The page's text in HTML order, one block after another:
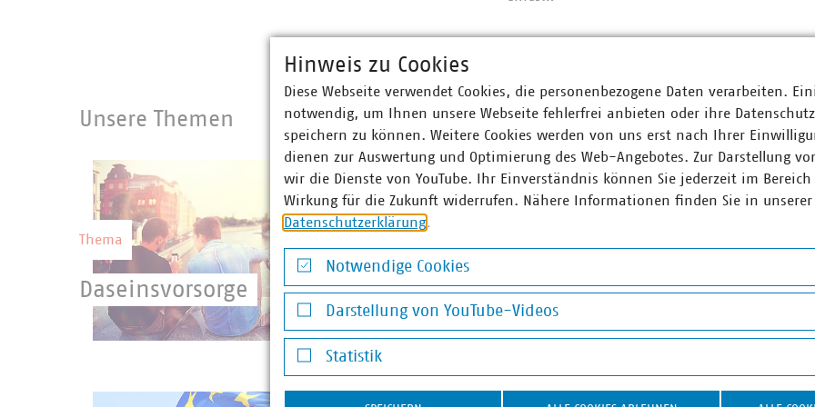
Unsere Themen
Thema
Daseinsvorsorge
Die nachhaltige Leistungserbringung der
Kommunale Unternehmen ist die
Voraussetzung für die Entwicklung und
Wettbewerbsfähigkeit Deutschlands.
kichigin19/stock.adobe.com
Digitalisierung
Kommunale Unternehmen leisten einen
Transformation gelingt.
Hinweis zu Cookies
Diese Webseite verwendet Cookies, die personenbezogene Daten verarbeiten.
notwendig, um Ihnen unsere Webseite fehlerfrei anbieten oder ihre
speichern zu können. Weitere Cookies werden von uns erst nach Ihrer
dienen zur Auswertung und Optimierung des Web-Angebotes. Zur Darstellung
wir die Dienste von YouTube. Ihr Einverständnis können Sie jederzeit im
Wirkung für die Zukunft widerrufen. Nähere Informationen finden Sie in unserer
Datenschutzerklärung.
Notwendige Cookies
Notwendige Cookies
Darstellung von YouTube-Videos
Darstellung von YouTube-Videos
Statistik
Statistik